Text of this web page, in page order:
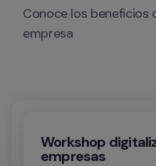
Conoce los beneficios
empresa
Workshop
empresas